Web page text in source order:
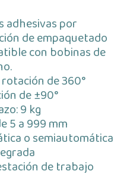
adhesivas por
de empaquetado
con bobinas de
de 360°
de ±90°
9 kg
5 a 999 mm
o semiautomática
de trabajo